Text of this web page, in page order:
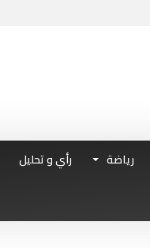
رياضة
رأي و تحليل